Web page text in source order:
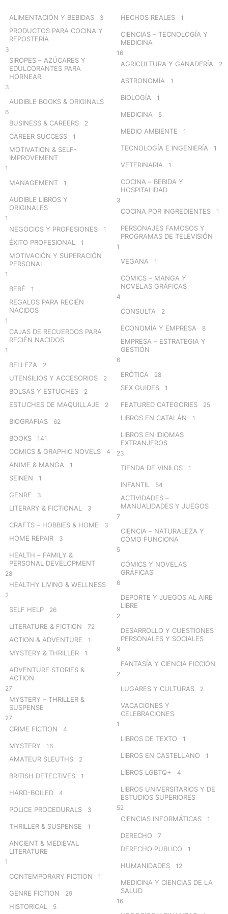
ALIMENTACIÓN Y BEBIDAS 3
PRODUCTOS PARA COCINA Y
REPOSTERÍA
3
SIROPES – AZÚCARES Y
EDULCORANTES PARA
HORNEAR
3
AUDIBLE BOOKS & ORIGINALS
6
BUSINESS & CAREERS 2
CAREER SUCCESS 1
MOTIVATION & SELF-
IMPROVEMENT
1
MANAGEMENT 1
AUDIBLE LIBROS Y
ORIGINALES
1
NEGOCIOS Y PROFESIONES 1
ÉXITO PROFESIONAL 1
MOTIVACIÓN Y SUPERACIÓN
PERSONAL
1
BEBÉ 1
REGALOS PARA RECIÉN
NACIDOS
1
CAJAS DE RECUERDOS PARA
RECIÉN NACIDOS
1
BELLEZA 2
UTENSILIOS Y ACCESORIOS 2
BOLSAS Y ESTUCHES 2
ESTUCHES DE MAQUILLAJE 2
BIOGRAFIAS 62
BOOKS 141
COMICS & GRAPHIC NOVELS 4
ANIME & MANGA 1
SEINEN 1
GENRE 3
LITERARY & FICTIONAL 3
CRAFTS – HOBBIES & HOME 3
HOME REPAIR 3
HEALTH – FAMILY &
PERSONAL DEVELOPMENT
28
HEALTHY LIVING & WELLNESS
2
SELF HELP 26
LITERATURE & FICTION 72
ACTION & ADVENTURE 1
MYSTERY & THRILLER 1
ADVENTURE STORIES &
ACTION
27
MYSTERY – THRILLER &
SUSPENSE
27
CRIME FICTION 4
MYSTERY 16
AMATEUR SLEUTHS 2
BRITISH DETECTIVES 1
HARD-BOILED 4
POLICE PROCEDURALS 3
THRILLER & SUSPENSE 1
ANCIENT & MEDIEVAL
LITERATURE
1
CONTEMPORARY FICTION 1
GENRE FICTION 29
HISTORICAL 5
HECHOS REALES 1
CIENCIAS – TECNOLOGÍA Y
MEDICINA
16
AGRICULTURA Y GANADERÍA 2
ASTRONOMÍA 1
BIOLOGÍA 1
MEDICINA 5
MEDIO AMBIENTE 1
TECNOLOGÍA E INGENIERÍA 1
VETERINARIA 1
COCINA – BEBIDA Y
HOSPITALIDAD
3
COCINA POR INGREDIENTES 1
PERSONAJES FAMOSOS Y
PROGRAMAS DE TELEVISIÓN
1
VEGANA 1
CÓMICS – MANGA Y
NOVELAS GRÁFICAS
4
CONSULTA 2
ECONOMÍA Y EMPRESA 8
EMPRESA – ESTRATEGIA Y
GESTIÓN
6
ERÓTICA 28
SEX GUIDES 1
FEATURED CATEGORIES 25
LIBROS EN CATALÁN 1
LIBROS EN IDIOMAS
EXTRANJEROS
23
TIENDA DE VINILOS 1
INFANTIL 54
ACTIVIDADES –
MANUALIDADES Y JUEGOS
7
CIENCIA – NATURALEZA Y
CÓMO FUNCIONA
5
CÓMICS Y NOVELAS
GRÁFICAS
6
DEPORTE Y JUEGOS AL AIRE
LIBRE
2
DESARROLLO Y CUESTIONES
PERSONALES Y SOCIALES
9
FANTASÍA Y CIENCIA FICCIÓN
2
LUGARES Y CULTURAS 2
VACACIONES Y
CELEBRACIONES
1
LIBROS DE TEXTO 1
LIBROS EN CASTELLANO 1
LIBROS LGBTQ+ 4
LIBROS UNIVERSITARIOS Y DE
ESTUDIOS SUPERIORES
52
CIENCIAS INFORMÁTICAS 1
DERECHO 7
DERECHO PÚBLICO 1
HUMANIDADES 12
MEDICINA Y CIENCIAS DE LA
SALUD
16